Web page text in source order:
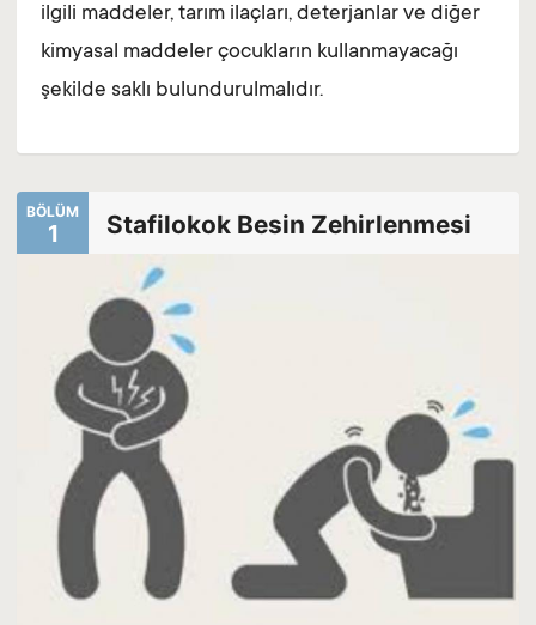
ilgili maddeler, tarım ilaçları, deterjanlar ve diğer
kimyasal maddeler çocukların kullanmayacağı
şekilde saklı bulundurulmalıdır.
BÖLÜM
1 Stafilokok Besin Zehirlenmesi